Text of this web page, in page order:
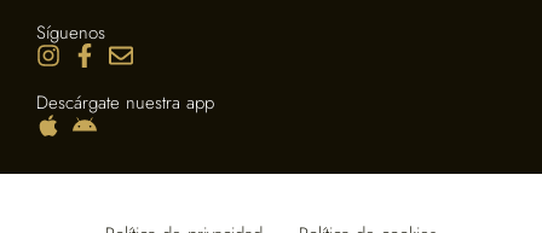
Síguenos
Descárgate nuestra app